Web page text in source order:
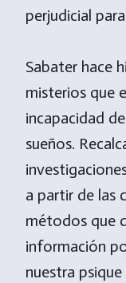
perjudicial
Sabater hace
misterios que
incapacidad
sueños.
a partir de las
métodos que
información
nuestra